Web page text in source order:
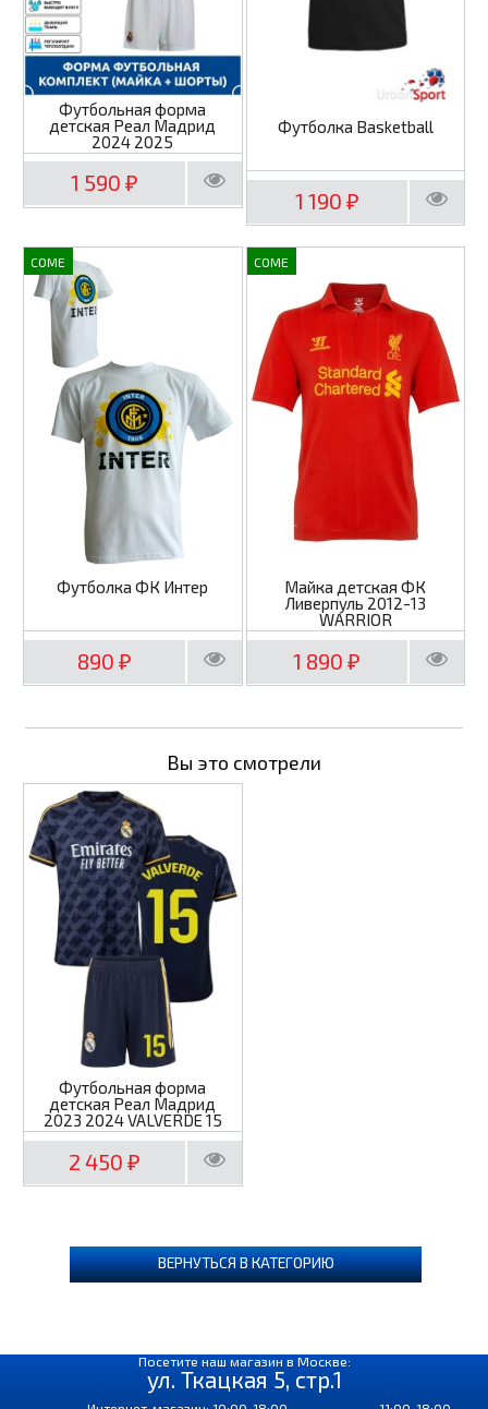
Футбольная форма
детская Реал Мадрид
2024 2025
1 590 ₽
Футболка Basketball
1 190 ₽
COME
Футболка ФК Интер
890 ₽
COME
Майка детская ФК
Ливерпуль 2012-13
WARRIOR
1 890₽
Вы это смотрели
Футбольная форма
детская Реал Мадрид
2023 2024 VALVERDE 15
2 450 ₽
ВЕРНУТЬСЯ В КАТЕГОРИЮ
Посетите наш магазин в Москве:
ул. Ткацкая 5, стр.1